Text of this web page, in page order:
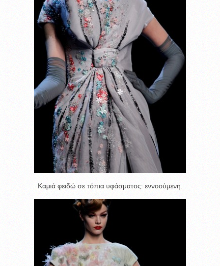
Καμιά φειδώ σε τόπια υφάσματος: εννοούμενη.